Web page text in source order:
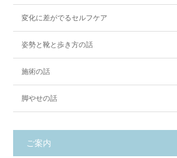
変化に差がでるセルフケア
姿勢と靴と歩き方の話
施術の話
脚やせの話
ご案内